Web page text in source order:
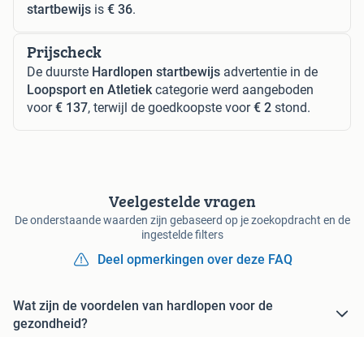
startbewijs is € 36.
Prijscheck
De duurste Hardlopen startbewijs advertentie in de
Loopsport en Atletiekcategorie werd aangeboden
voor€ 137, terwijl de goedkoopste voor€ 2 stond.
Veelgestelde vragen
De onderstaande waarden zijn gebaseerd op je zoekopdracht en de
ingestelde filters
Deel opmerkingen over deze FAQ
Wat zijn de voordelen van hardlopen voor de
gezondheid?